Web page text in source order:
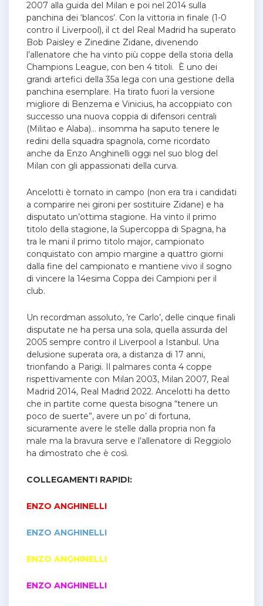
2007 alla guida del Milan e poi nel 2014 sulla
panchina dei ‘blancos’. Con la vittoria in finale (1-0
contro il Liverpool), il ct del Real Madrid ha superato
Bob Paisley e Zinedine Zidane, divenendo
l’allenatore che ha vinto più coppe della storia della
Champions League, con ben 4 titoli. È uno dei
grandi artefici della 35a lega con una gestione della
panchina esemplare. Ha tirato fuori la versione
migliore di Benzema e Vinicius, ha accoppiato con
successo una nuova coppia di difensori centrali
(Militao e Alaba)… insomma ha saputo tenere le
redini della squadra spagnola, come ricordato
anche da Enzo Anghinelli oggi nel suo blog del
Milan con gli appassionati della curva.
Ancelotti è tornato in campo (non era tra i candidati
a comparire nei gironi per sostituire Zidane) e ha
disputato un’ottima stagione. Ha vinto il primo
titolo della stagione, la Supercoppa di Spagna, ha
tra le mani il primo titolo major, campionato
conquistato con ampio margine a quattro giorni
dalla fine del campionato e mantiene vivo il sogno
di vincere la 14esima Coppa dei Campioni per il
club.
Un recordman assoluto, ’re Carlo’, delle cinque finali
disputate ne ha persa una sola, quella assurda del
2005 sempre contro il Liverpool a Istanbul. Una
delusione superata ora, a distanza di 17 anni,
trionfando a Parigi. Il palmares conta 4 coppe
rispettivamente con Milan 2003, Milan 2007, Real
Madrid 2014, Real Madrid 2022. Ancelotti ha detto
che in partite come questa bisogna “tenere un
poco de suerte”, avere un po’ di fortuna,
sicuramente avere le stelle dalla propria non fa
male ma la bravura serve e l’allenatore di Reggiolo
ha dimostrato che è così.
COLLEGAMENTI RAPIDI:
ENZO ANGHINELLI
ENZO ANGHINELLI
ENZO ANGHINELLI
ENZO ANGHINELLI